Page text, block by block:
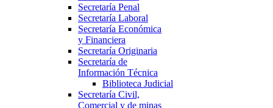
Secretaría Penal
Secretaría Laboral
Secretaría Económica
y Financiera
Secretaría Originaria
Secretaría de
Información Técnica
Biblioteca Judicial
Secretaría Civil,
Comercial y de minas